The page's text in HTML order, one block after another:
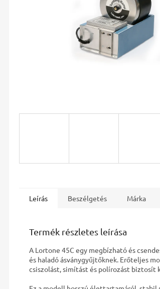
Leírás Beszélgetés Márka
Termék részletes leírása
A Lortone 45C egy megbízható és
és haladó ásványgyűjtőknek. Erőteljes
csiszolást, simítást és polírozást biztosít